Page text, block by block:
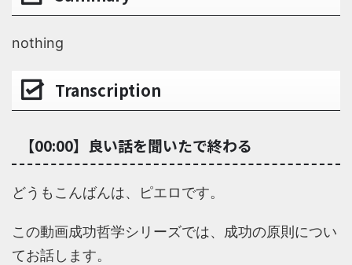
nothing
Transcription
【00:00】良い話を聞いたで終わる
どうもこんばんは、ピエロです。
この動画成功哲学シリーズでは、成功の原則につい
てお話します。